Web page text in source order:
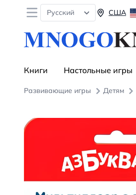
Open menu
Русский США
Книги Настольные игры
Развивающие игры Детям